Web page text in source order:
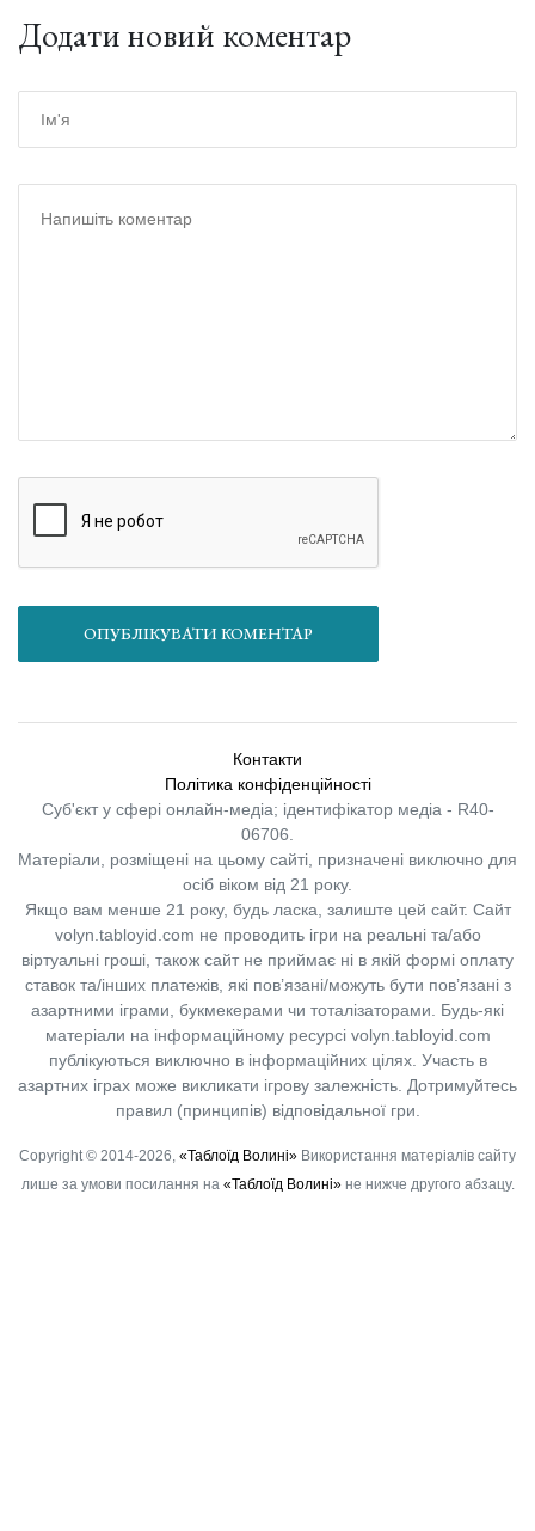
Додати новий коментар
ОПУБЛІКУВАТИ КОМЕНТАР
Контакти
Політика конфіденційності
Суб'єкт у сфері онлайн-медіа; ідентифікатор медіа - R40-
06706.
Матеріали, розміщені на цьому сайті, призначені виключно для
осіб віком від 21 року.
Якщо вам менше 21 року, будь ласка, залиште цей сайт. Сайт
volyn.tabloyid.com не проводить ігри на реальні та/або
віртуальні гроші, також сайт не приймає ні в якій формі оплату
ставок та/інших платежів, які пов’язані/можуть бути пов’язані з
азартними іграми, букмекерами чи тоталізаторами. Будь-які
матеріали на інформаційному ресурсі volyn.tabloyid.com
публікуються виключно в інформаційних цілях. Участь в
азартних іграх може викликати ігрову залежність. Дотримуйтесь
правил (принципів) відповідальної гри.
Copyright © 2014-2026, «Таблоїд Волині» Використання матеріалів сайту
лише за умови посилання на «Таблоїд Волині»не нижче другого абзацу.